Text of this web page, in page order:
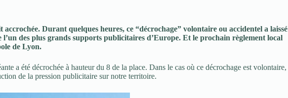
Durant quelques heures, ce “décrochage” volontaire ou accidentel a laissé
des plus grands supports publicitaires d’Europe. Et le prochain règlement local
de Lyon.
a été décrochée à hauteur du 8 de la place. Dans le cas où ce décrochage est volontaire,
de la pression publicitaire sur notre territoire.